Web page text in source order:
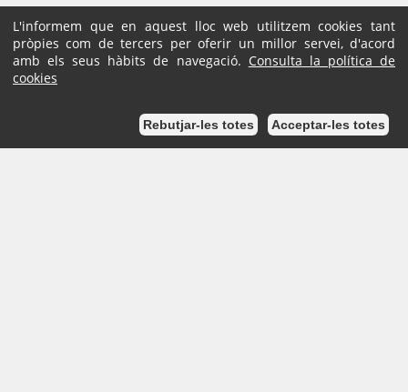
L'informem que en aquest lloc web utilitzem cookies tant
pròpies com de tercers per oferir un millor servei, d'acord
amb els seus hàbits de navegació. Consulta la política de
cookies
Rebutjar-les totes Acceptar-les totes